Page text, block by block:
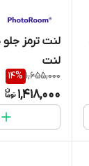
لنت
1,655,000
14%
1,418,000